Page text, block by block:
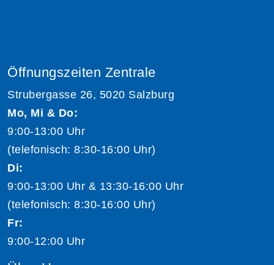
Öffnungszeiten Zentrale
Strubergasse 26, 5020 Salzburg
Mo, Mi & Do:
9:00-13:00 Uhr
(telefonisch: 8:30-16:00 Uhr)
Di:
9:00-13:00 Uhr & 13:30-16:00 Uhr
(telefonisch: 8:30-16:00 Uhr)
Fr:
9:00-12:00 Uhr